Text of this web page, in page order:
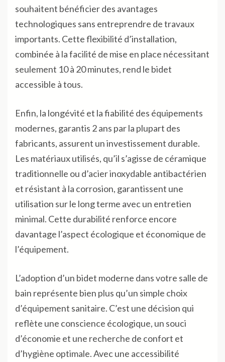
souhaitent bénéficier des avantages
technologiques sans entreprendre de travaux
importants. Cette flexibilité d’installation,
combinée à la facilité de mise en place nécessitant
seulement 10 à 20 minutes, rend le bidet
accessible à tous.
Enfin, la longévité et la fiabilité des équipements
modernes, garantis 2 ans par la plupart des
fabricants, assurent un investissement durable.
Les matériaux utilisés, qu’il s’agisse de céramique
traditionnelle ou d’acier inoxydable antibactérien
et résistant à la corrosion, garantissent une
utilisation sur le long terme avec un entretien
minimal. Cette durabilité renforce encore
davantage l’aspect écologique et économique de
l’équipement.
L’adoption d’un bidet moderne dans votre salle de
bain représente bien plus qu’un simple choix
d’équipement sanitaire. C’est une décision qui
reflète une conscience écologique, un souci
d’économie et une recherche de confort et
d’hygiène optimale. Avec une accessibilité